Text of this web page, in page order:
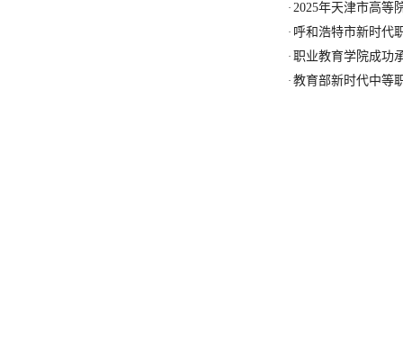
· 2025年天津市高等
· 呼和浩特市新时代
· 职业教育学院成功
· 教育部新时代中等